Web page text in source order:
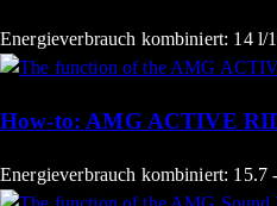
Energieverbrauch kombiniert: 14 l/
How-to: AMG ACTIVE
Energieverbrauch kombiniert: 15.7